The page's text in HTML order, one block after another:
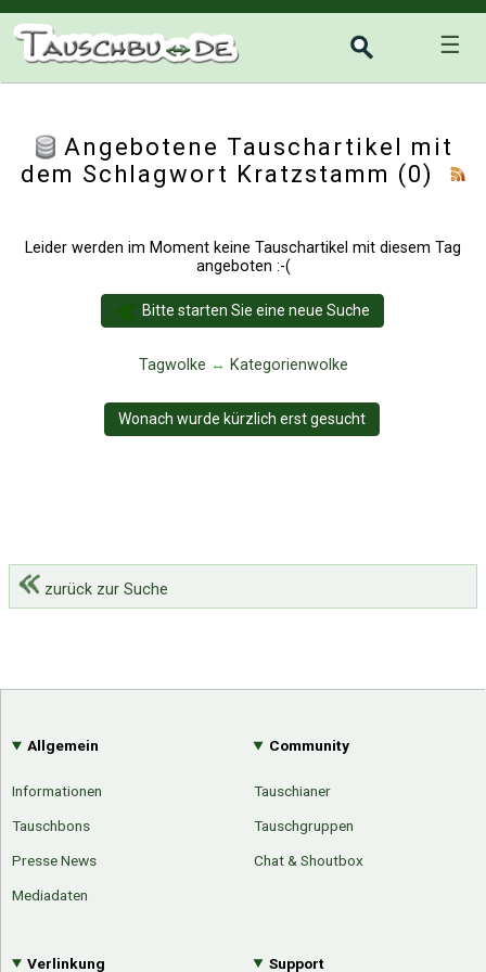
☰
Angebotene Tauschartikel mit
dem Schlagwort Kratzstamm (0)
Leider werden im Moment keine Tauschartikel mit diesem Tag
angeboten :-(
Bitte starten Sie eine neue Suche
Tagwolke ↔ Kategorienwolke
Wonach wurde kürzlich erst gesucht
zurück zur Suche
Allgemein
Informationen
Tauschbons
Presse News
Mediadaten
Community
Tauschianer
Tauschgruppen
Chat & Shoutbox
Verlinkung Support